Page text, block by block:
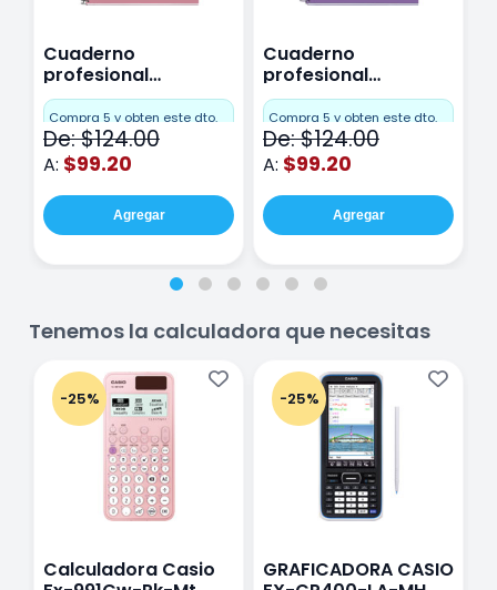
Cuaderno
profesional
Miquelrius Emotions
Cuadro Chico 80
hojas Rosa
Compra 5 y obten este dto.
De: $124.00
A: $99.20
Agregar
Cuaderno
profesional
Miquelrius Emotions
raya 80 hojas
Purpura
Compra 5 y obten este dto.
De: $124.00
A: $99.20
Agregar
Tenemos la calculadora que necesitas
-25%
Calculadora Casio
-25%
GRAFICADORA CASIO